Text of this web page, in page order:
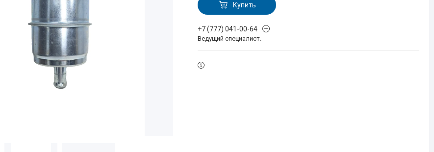
Купить
+7 (777) 041-00-64
Ведущий специалист.